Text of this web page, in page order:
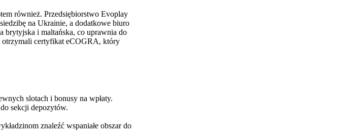
również. Przedsiębiorstwo Evoplay
na Ukrainie, a dodatkowe biuro
brytyjska i maltańska, co uprawnia do
otrzymali certyfikat eCOGRA, który
slotach i bonusy na wpłaty.
sekcji depozytów.
znaleźć wspaniałe obszar do